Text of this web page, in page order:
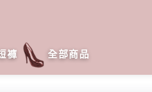
褲 全部商品